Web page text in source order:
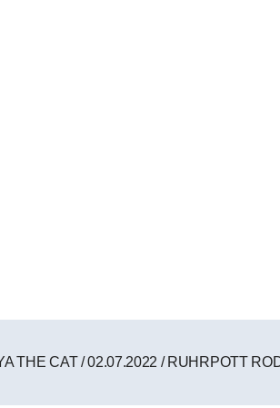
THE CAT / 02.07.2022 / RUHRPOTT